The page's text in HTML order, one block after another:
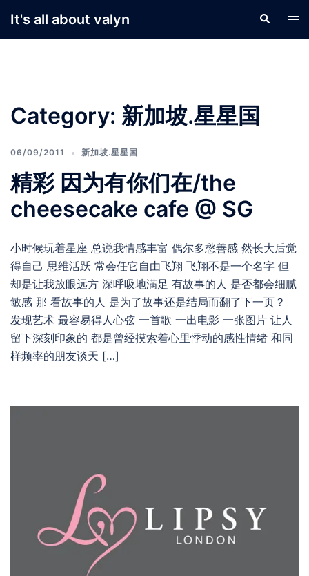
It's all about valyn Search
Category: 新加坡.星星国
06/09/2011 新加坡.星星国
精彩 因为有你们在/the
cheesecake cafe @ SG
小时候玩着星座 总说我情感丰富 偶尔多愁善感 然长大后觉
得自己 思维活跃 常会任它自由飞翔 飞翔不是一个名字 但
却是让我放眼远方 深呼吸地满足 有故事的人 是否都会细腻
敏感 那 看故事的人 是为了故事还是结局而翻了下一页？
发现艺术 最容易得人心弦 一首歌 一出电影 一张图片 让人
留下深刻印象的 都是曾经摸索着心里悸动的感性情绪 和同
样频率的朋友谈天 […]